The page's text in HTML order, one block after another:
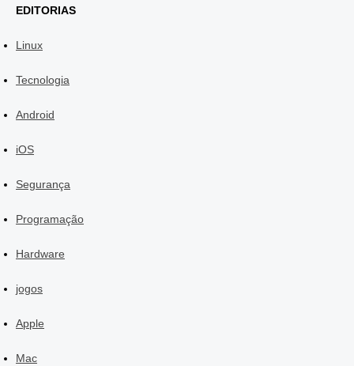
EDITORIAS
Linux
Tecnologia
Android
iOS
Segurança
Programação
Hardware
jogos
Apple
Mac